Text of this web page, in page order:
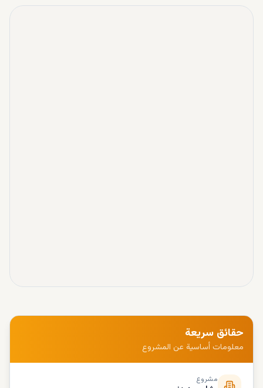
حقائق سريعة
معلومات أساسية عن المشروع
مشروع